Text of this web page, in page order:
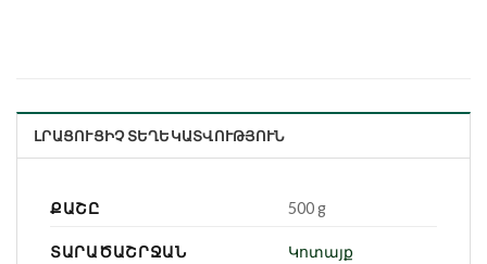
ԼՐԱՑՈՒՑԻՉ ՏԵՂԵԿԱՏՎՈՒԹՅՈՒՆ
ՔԱՇԸ 500 g
ՏԱՐԱԾԱՇՐՋԱՆ Կոտայք